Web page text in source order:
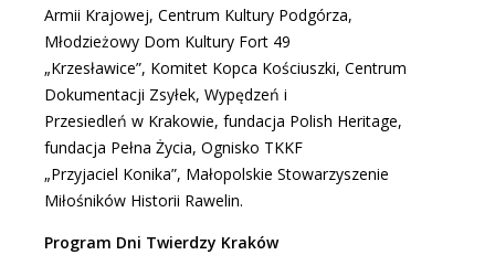
Armii Krajowej, Centrum Kultury Podgórza,
Młodzieżowy Dom Kultury Fort 49
„Krzesławice”, Komitet Kopca Kościuszki, Centrum
Dokumentacji Zsyłek, Wypędzeń i
Przesiedleń w Krakowie, fundacja Polish Heritage,
fundacja Pełna Życia, Ognisko TKKF
„Przyjaciel Konika”, Małopolskie Stowarzyszenie
Miłośników Historii Rawelin.
Program Dni Twierdzy Kraków